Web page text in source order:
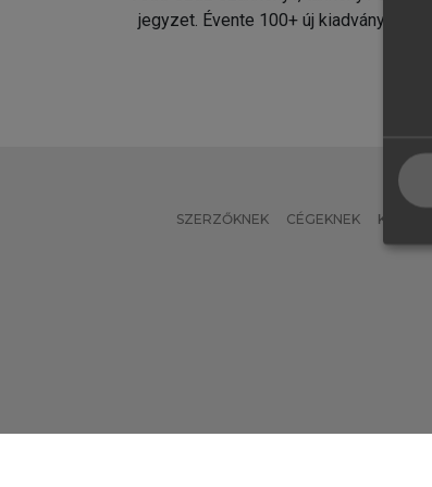
jegyzet. Évente 100+ új kiadvány.
SZERZŐKNEK CÉGEKNEK